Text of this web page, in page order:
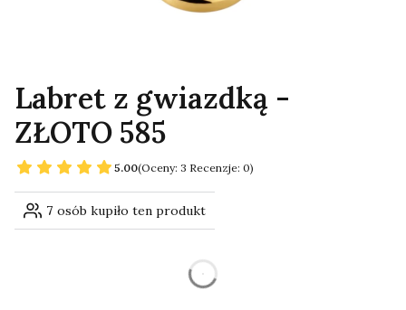
Labret z gwiazdką -
ZŁOTO 585
5.00(Oceny: 3 Recenzje: 0)
7 osób kupiło ten produkt
dnia